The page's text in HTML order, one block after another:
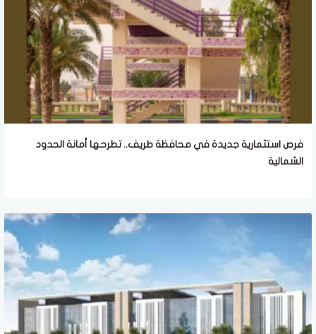
فرص استثمارية جديدة في محافظة طريف.. تطرحها أمانة الحدود
الشمالية